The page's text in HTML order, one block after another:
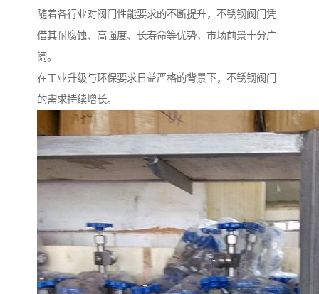
随着各行业对阀门性能要求的不断提升，不锈钢阀门凭
借其耐腐蚀、高强度、长寿命等优势，市场前景十分广
阔。
在工业升级与环保要求日益严格的背景下，不锈钢阀门
的需求持续增长。